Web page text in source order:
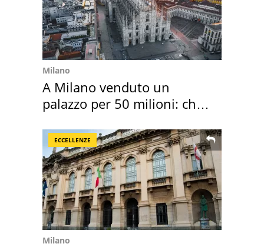
Milano
A Milano venduto un
palazzo per 50 milioni: chi
ECCELLENZE
Milano